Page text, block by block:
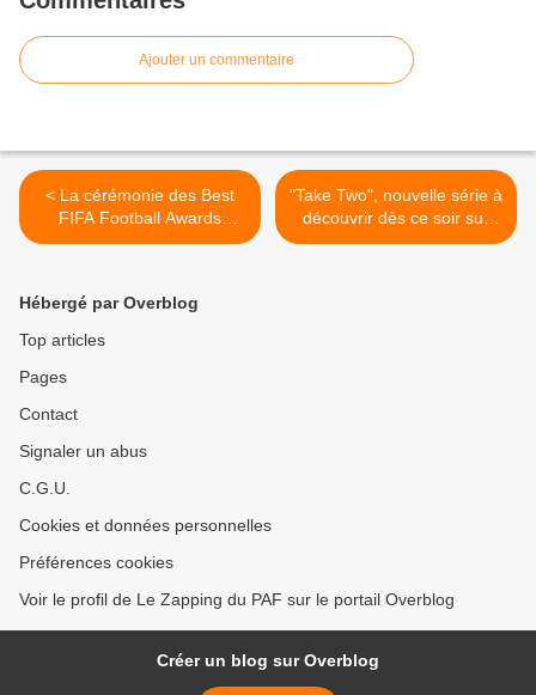
Ajouter un commentaire
< La cérémonie des Best
FIFA Football Awards
diffusée ce soir sur TMC
"Take Two", nouvelle série à
découvrir dès ce soir sur
France 2 >
Hébergé par Overblog
Top articles
Pages
Contact
Signaler un abus
C.G.U.
Cookies et données personnelles
Préférences cookies
Voir le profil de Le Zapping du PAF sur le portail Overblog
Créer un blog sur Overblog